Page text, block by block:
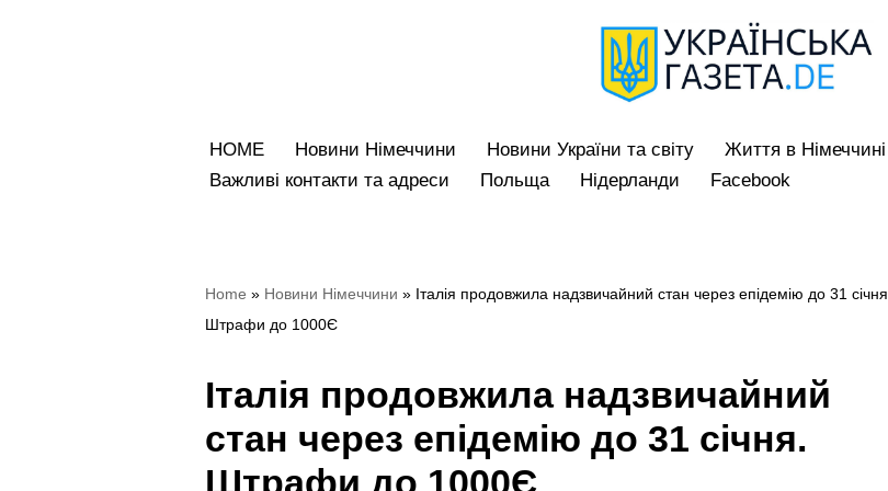
HOME
Новини Німеччини Hовини України та світу Життя в Німеччині
Bажливі контакти та адреси
Польща Нідерланди Facebook
Home » Новини Німеччини » Італія продовжила надзвичайний стан через епідемію до 31 січня.
Штрафи до 1000Є
Італія продовжила надзвичайний
стан через епідемію до 31 січня.
Штрафи до 1000Є